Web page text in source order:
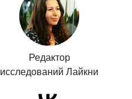
Редактор
исследований Лайкни